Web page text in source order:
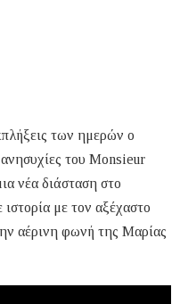
των ημερών ο
του Monsieur
νέα διάσταση στο
με τον αξέχαστο
αέρινη φωνή της Μαρίας